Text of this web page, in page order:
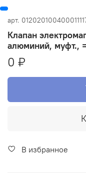
арт.
Клапан
алюминий, муфт.,
0 ₽
В избранное